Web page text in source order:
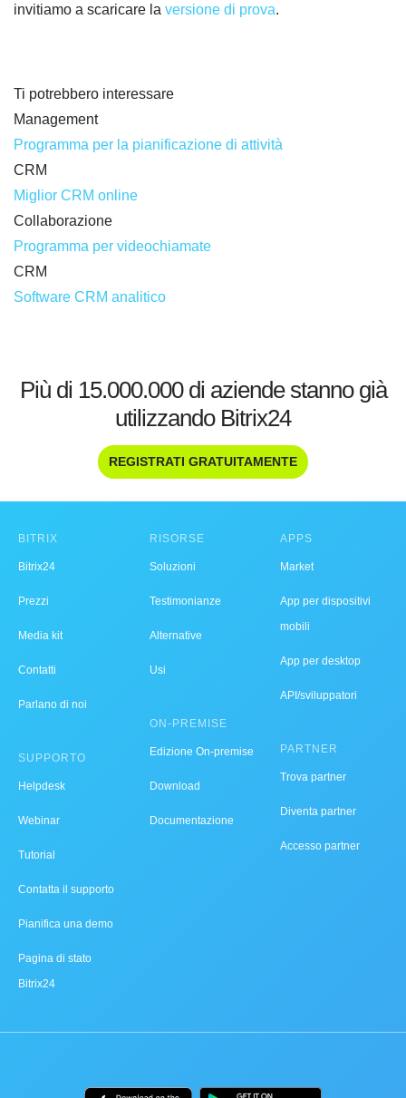
invitiamo a scaricare la versione di prova.
Ti potrebbero interessare
Management
Programma per la pianificazione di attività
CRM
Miglior CRM online
Collaborazione
Programma per videochiamate
CRM
Software CRM analitico
Più di 15.000.000 di aziende stanno già
utilizzando Bitrix24
REGISTRATI GRATUITAMENTE
BITRIX
Bitrix24
Prezzi
Media kit
Contatti
Parlano di noi
SUPPORTO
Helpdesk
Webinar
Tutorial
Contatta il supporto
Pianifica una demo
Pagina di stato
Bitrix24
RISORSE
Soluzioni
Testimonianze
Alternative
Usi
ON-PREMISE
Edizione On-premise
Download
Documentazione
APPS
Market
App per dispositivi
mobili
App per desktop
API/sviluppatori
PARTNER
Trova partner
Diventa partner
Accesso partner